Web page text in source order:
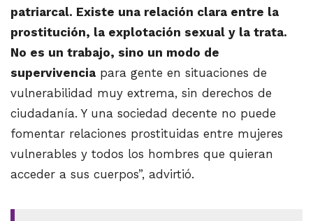
patriarcal. Existe una relación clara entre la
prostitución, la explotación sexual y la trata.
No es un trabajo, sino un modo de
supervivencia para gente en situaciones de
vulnerabilidad muy extrema, sin derechos de
ciudadanía. Y una sociedad decente no puede
fomentar relaciones prostituidas entre mujeres
vulnerables y todos los hombres que quieran
acceder a sus cuerpos”, advirtió.